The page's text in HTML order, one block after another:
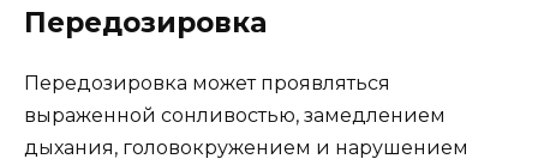
Передозировка
Передозировка может проявляться
выраженной сонливостью, замедлением
дыхания, головокружением и нарушением